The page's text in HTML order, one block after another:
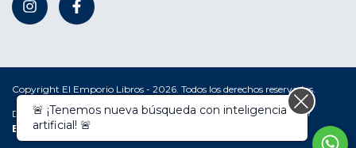
Copyright El Emporio Libros - 2026. Todos los derechos reservados.
Defensa de las y los consumidores. Para reclamos ingresá acá. /
Botón de arrepentimiento
🚨 ¡Tenemos nueva búsqueda con inteligencia
artificial! 🚨